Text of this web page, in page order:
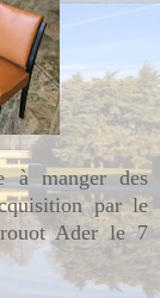
à manger des
par le
Ader le 7